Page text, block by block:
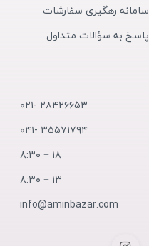
سامانه رهگیری سفارشات
پاسخ به سؤالات متداول
۲۸۴۲۶۶۵۳ -۰۲۱
۳۵۵۷۱۷۹۴ -۰۴۱
۱۸ − ۸:۳۰
۱۳ − ۸:۳۰
info@aminbazar.com